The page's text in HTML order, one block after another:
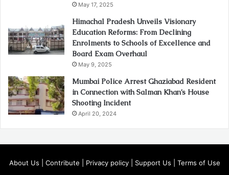
May 17, 2025
Himachal Pradesh Unveils Visionary
Education Reforms: From Declining
Enrolments to Schools of Excellence and
Board Exam Overhaul
May 9, 2025
Mumbai Police Arrest Ghaziabad Resident
in Connection with Salman Khan’s House
Shooting Incident
April 20, 2024
About Us Contribute Privacy policy| Support Us
Terms of Use